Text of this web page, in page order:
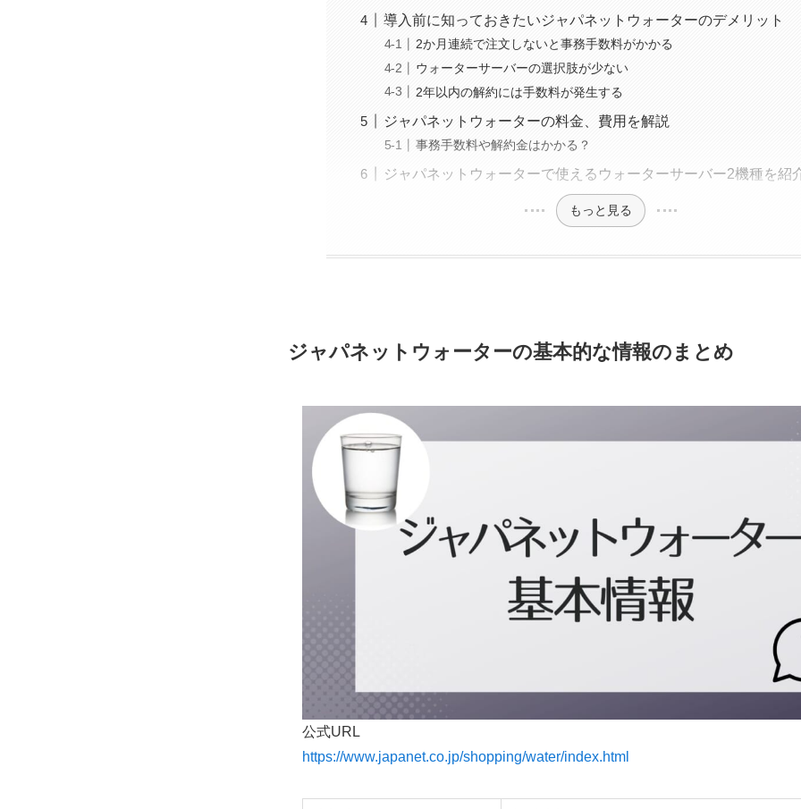
導入前に知っておきたいジャパネットウォーターのデメリット
2か月連続で注文しないと事務手数料がかかる
ウォーターサーバーの選択肢が少ない
2年以内の解約には手数料が発生する
ジャパネットウォーターの料金、費用を解説
事務手数料や解約金はかかる？
ジャパネットウォーターで使えるウォーターサーバー2機種を紹
もっと見る
ジャパネットウォーターの基本的な情報のまとめ
公式URL
https://www.japanet.co.jp/shopping/water/index.html